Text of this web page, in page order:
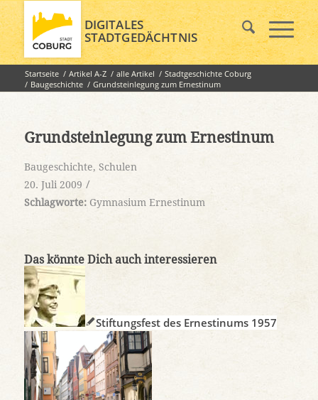
DIGITALES
STADTGEDÄCHTNIS
Startseite / Artikel A-Z / alle Artikel / Stadtgeschichte Coburg
/ Baugeschichte / Grundsteinlegung zum Ernestinum
Grundsteinlegung zum Ernestinum
Baugeschichte, Schulen
20. Juli 2009 /
Schlagworte: Gymnasium Ernestinum
Das könnte Dich auch interessieren
Stiftungsfest des Ernestinums 1957